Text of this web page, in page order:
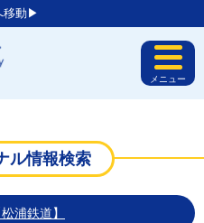
移動▶︎
メニュー
ル情報検索
浦鉄道】